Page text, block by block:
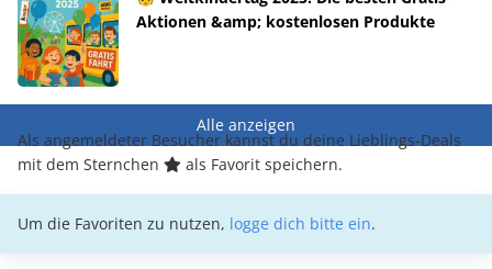
Aktionen &amp; kostenlosen Produkte
Alle anzeigen
Als angemeldeter Besucher kannst du deine Lieblings-Deals
mit dem Sternchen
als Favorit speichern.
Um die Favoriten zu nutzen, logge dich bitte ein.